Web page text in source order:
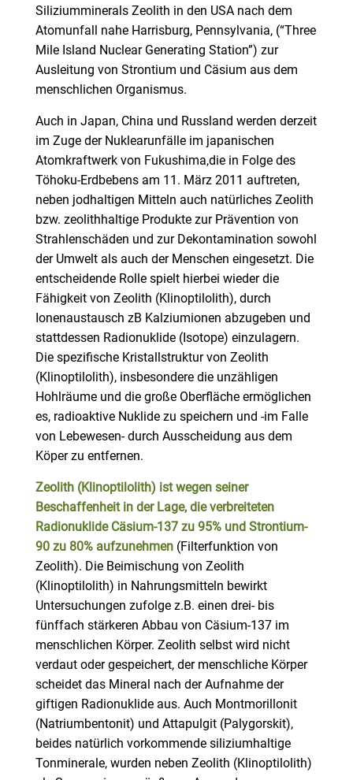
Siliziumminerals Zeolith in den USA nach dem
Atomunfall nahe Harrisburg, Pennsylvania, (“Three
Mile Island Nuclear Generating Station”) zur
Ausleitung von Strontium und Cäsium aus dem
menschlichen Organismus.
Auch in Japan, China und Russland werden derzeit
im Zuge der Nuklearunfälle im japanischen
Atomkraftwerk von Fukushima,die in Folge des
Töhoku-Erdbebens am 11. März 2011 auftreten,
neben jodhaltigen Mitteln auch natürliches Zeolith
bzw. zeolithhaltige Produkte zur Prävention von
Strahlenschäden und zur Dekontamination sowohl
der Umwelt als auch der Menschen eingesetzt. Die
entscheidende Rolle spielt hierbei wieder die
Fähigkeit von Zeolith (Klinoptilolith), durch
Ionenaustausch zB Kalziumionen abzugeben und
stattdessen Radionuklide (Isotope) einzulagern.
Die spezifische Kristallstruktur von Zeolith
(Klinoptilolith), insbesondere die unzähligen
Hohlräume und die große Oberfläche ermöglichen
es, radioaktive Nuklide zu speichern und -im Falle
von Lebewesen- durch Ausscheidung aus dem
Köper zu entfernen.
Zeolith (Klinoptilolith) ist wegen seiner
Beschaffenheit in der Lage, die verbreiteten
Radionuklide Cäsium-137 zu 95% und Strontium-
90 zu 80% aufzunehmen (Filterfunktion von
Zeolith). Die Beimischung von Zeolith
(Klinoptilolith) in Nahrungsmitteln bewirkt
Untersuchungen zufolge z.B. einen drei- bis
fünffach stärkeren Abbau von Cäsium-137 im
menschlichen Körper. Zeolith selbst wird nicht
verdaut oder gespeichert, der menschliche Körper
scheidet das Mineral nach der Aufnahme der
giftigen Radionuklide aus. Auch Montmorillonit
(Natriumbentonit) und Attapulgit (Palygorskit),
beides natürlich vorkommende siliziumhaltige
Tonminerale, wurden neben Zeolith (Klinoptilolith)